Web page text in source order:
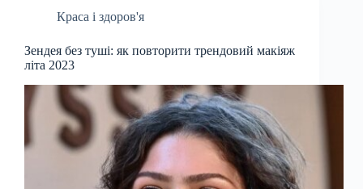
Краса і здоров'я
Зендея без туші: як повторити трендовий макіяж
літа 2023